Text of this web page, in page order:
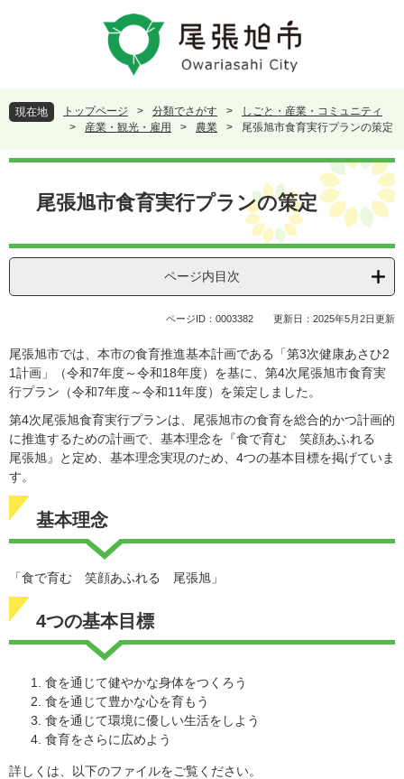
頭
で
。
飛
ば
て
現在地 トップページ > 分類でさがす >
しごと・産業・コミュニティ
>
産業・観光・雇用 > 農業 > 尾張旭市食育実行プランの策定
本
尾張旭市食育実行プランの策定
ページ内目次
ページID：0003382 更新日：2025年5月2日更新
尾張旭市では、本市の食育推進基本計画である「第3次健康あさひ2
1計画」（令和7年度～令和18年度）を基に、第4次尾張旭市食育実
行プラン（令和7年度～令和11年度）を策定しました。
第4次尾張旭食育実行プランは、尾張旭市の食育を総合的かつ計画的
に推進するための計画で、基本理念を『食で育む 笑顔あふれる
尾張旭』と定め、基本理念実現のため、4つの基本目標を掲げていま
す。
基本理念
「食で育む 笑顔あふれる 尾張旭」
4つの基本目標
食を通じて健やかな身体をつくろう
食を通じて豊かな心を育もう
食を通じて環境に優しい生活をしよう
食育をさらに広めよう
詳しくは、以下のファイルをご覧ください。